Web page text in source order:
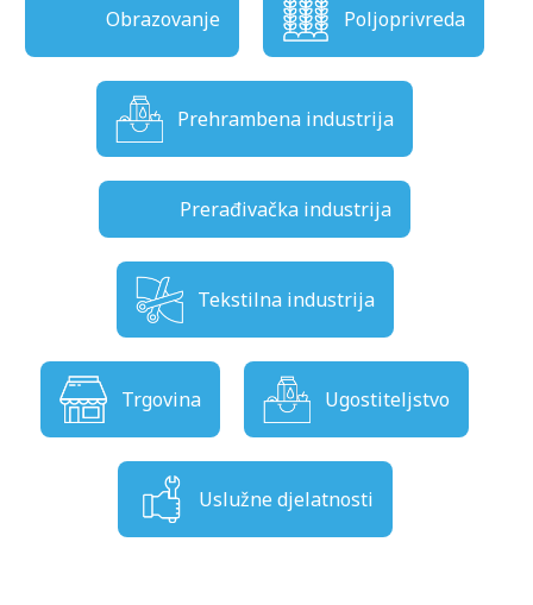
Obrazovanje Poljoprivreda
Prehrambena industrija
Prerađivačka industrija
Tekstilna industrija
Trgovina Ugostiteljstvo
Uslužne djelatnosti